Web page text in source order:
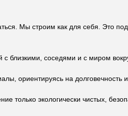
Мы строим как для себя. Это
близкими, соседями и с миром
ориентируясь на долговечность
только экологически чистых,